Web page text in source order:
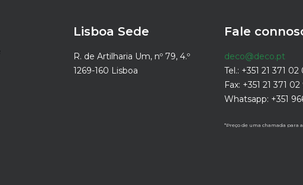
Lisboa Sede
R. de Artilharia Um, nº 79, 4.º
1269-160 Lisboa
Fale
deco@deco.pt
Tel.: +351 21 371
Fax: +351 21 371 02
Whatsapp: +351
*Preço de uma chamada para